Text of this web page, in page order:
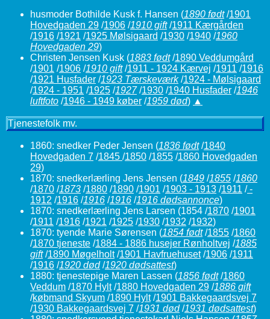
husmoder Bothilde Kusk f. Hansen (1890 født/1901
Hovedgaden 29 /1906 /1910 gift/1911 Kærgården
/1916 /1921 /1925 Mølsigaard /1930 /1940 /1960
Hovedgaden 29)
Christen Jensen Kusk (1883 født/1890 Veddumgård
/1901 /1906 /1910 gift/1911 - 1924 Kærvej /1911 /1916
/1921 Husfader /1923 Tærskeværk/1924 - Mølsigaard
/1924 - 1951 /1925 /1927/1930 /1940 Husfader /1946
luftfoto /1946 - 1949 køber /1959 død) ▲
Tjenestefolk mv.
1860: snedker Peder Jensen (1836 født/1840
Hovedgaden 7 /1845 /1850 /1855 /1860 Hovedgaden
29)
1870: snedkerlærling Jens Jensen (1849 /1855 /1860
/1870 /1873 /1880 /1890 /1901 /1903 - 1913 /1911 /-
1912 /1916 /1916 /1916 /1916 dødsannonce)
1870: snedkerlærling Jens Larsen (1854 /1870 /1901
/1911 /1916 /1921 /1925 /1930 /1932 /1932)
1870: tyende Marie Sørensen (1854 født/1855 /1860
/1870 tjeneste /1884 - 1886 husejer Rønholtvej /1885
gift/1890 Møgelholt/1901 Havfruehuset/1906 /1911
/1916 /1920 død/1920 dødsattest)
1880: tjenestepige Maren Lassen (1856 født/1860
Veddum /1870 Hylt/1880 Hovedgaden 29 /1886 gift
/købmand Skyum /1890 Hylt/1901 Bakkegaardsvej 7
/1930 Bakkegaardsvej 7 /1931 død/1931 dødsattest)